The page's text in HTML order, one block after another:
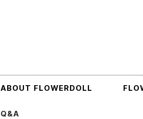
ABOUT FLOWERDOLL
Q&A